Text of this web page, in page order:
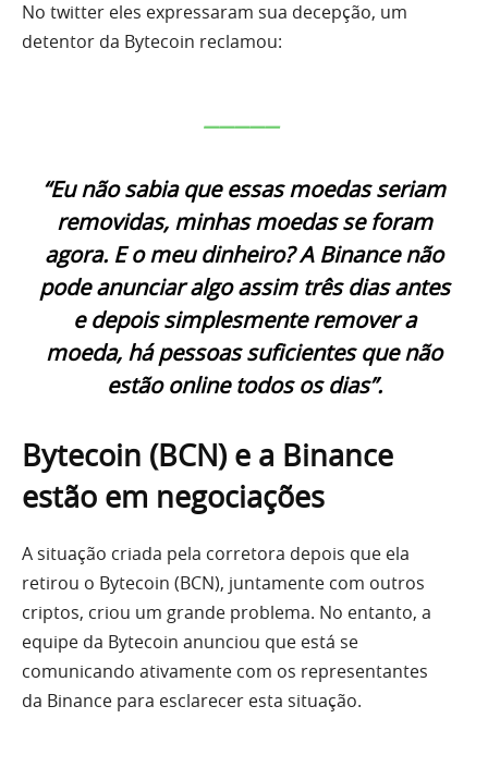
No twitter eles expressaram sua decepção, um
detentor da Bytecoin reclamou:
_____
“Eu não sabia que essas moedas seriam
removidas, minhas moedas se foram
agora. E o meu dinheiro? A Binance não
pode anunciar algo assim três dias antes
e depois simplesmente remover a
moeda, há pessoas suficientes que não
estão online todos os dias”.
Bytecoin (BCN) e a Binance
estão em negociações
A situação criada pela corretora depois que ela
retirou o Bytecoin (BCN), juntamente com outros
criptos, criou um grande problema. No entanto, a
equipe da Bytecoin anunciou que está se
comunicando ativamente com os representantes
da Binance para esclarecer esta situação.